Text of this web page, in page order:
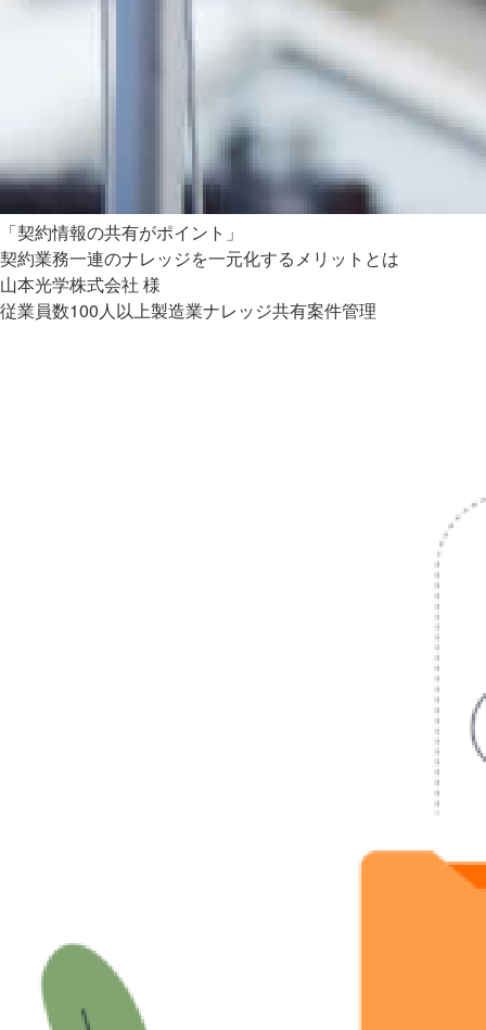
「契約情報の共有がポイント」
契約業務一連のナレッジを一元化するメリットとは
山本光学株式会社 様
従業員数100人以上製造業ナレッジ共有案件管理